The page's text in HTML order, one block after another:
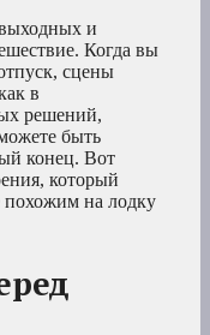
и
Когда вы
сцены
в
решений,
быть
конец. Вот
который
похожим на лодку